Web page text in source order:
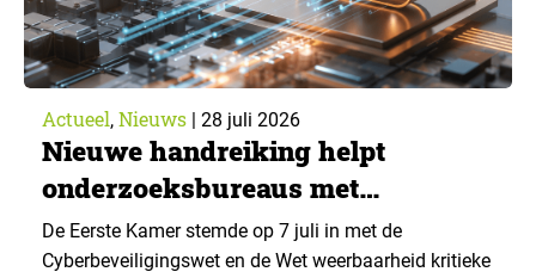
Actueel, Nieuws | 28 juli 2026
Nieuwe handreiking helpt
onderzoeksbureaus met
Cyberbeveiligingswet
De Eerste Kamer stemde op 7 juli in met de
Cyberbeveiligingswet en de Wet weerbaarheid kritieke